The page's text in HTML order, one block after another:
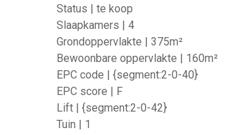
Status | te koop
Slaapkamers | 4
Grondoppervlakte | 375m²
Bewoonbare oppervlakte | 160m²
EPC code | {segment:2-0-40}
EPC score | F
Lift | {segment:2-0-42}
Tuin | 1